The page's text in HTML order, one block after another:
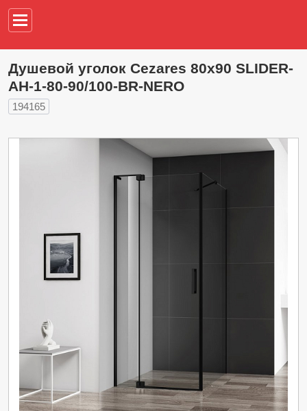
Душевой уголок Cezares 80х90 SLIDER-
AH-1-80-90/100-BR-NERO
194165